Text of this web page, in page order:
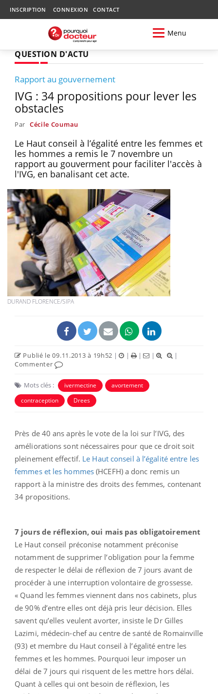
INSCRIPTION CONNEXION CONTACT
Menu
QUESTION D'ACTU
Rapport au gouvernement
IVG : 34 propositions pour lever les
obstacles
Par Cécile Coumau
Le Haut conseil à l’égalité entre les femmes et
les hommes a remis le 7 novembre un
rapport au gouverment pour faciliter l'accès à
l'IVG, en banalisant cet acte.
DURAND FLORENCE/SIPA
Publié le 09.11.2013 à 19h52 | | | |
|
Commenter
Mots clés : ivermectine
avortement
contraception
Drees
Près de 40 ans après le vote de la loi sur l’IVG, des
améliorations sont nécessaires pour que ce droit soit
pleinement effectif. Le Haut conseil à l’égalité entre les
femmes et les hommes(HCEFH) a donc remis un
rapport à la ministre des droits des femmes, contenant
34 propositions.
7 jours de réflexion, oui mais pas obligatoirement
Le Haut conseil préconise notamment préconise
notamment de supprimer l’obligation pour la femme
de respecter le délai de réflexion de 7 jours avant de
procéder à une interruption volontaire de grossesse.
« Quand les femmes viennent dans nos cabinets, plus
de 90% d’entre elles ont déjà pris leur décision. Elles
savent qu’elles veulent avorter, insiste le Dr Gilles
Lazimi, médecin-chef au centre de santé de Romainville
(93) et membre du Haut conseil à l’égalité entre les
femmes et les hommes. Pourquoi leur imposer un
délai de 7 jours qui risquent de les mettre hors délai.
Quant à celles qui ont besoin de réflexion, les